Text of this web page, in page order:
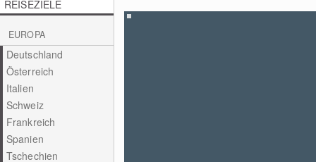
REISEZIELE
EUROPA
Deutschland
Österreich
Italien
Schweiz
Frankreich
Spanien
Tschechien